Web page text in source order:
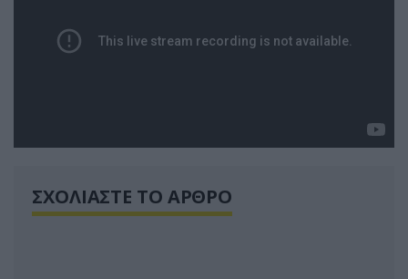
ΣΧΟΛΙΑΣΤΕ ΤΟ ΑΡΘΡΟ